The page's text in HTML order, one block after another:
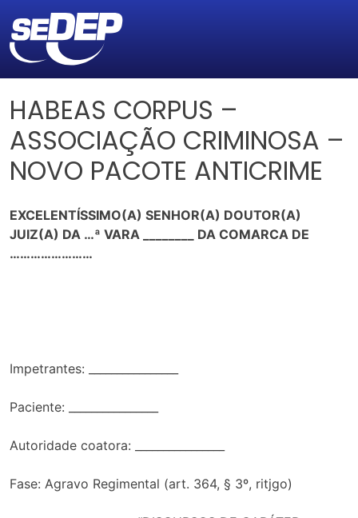
HABEAS CORPUS –
ASSOCIAÇÃO CRIMINOSA –
NOVO PACOTE ANTICRIME
EXCELENTÍSSIMO(A) SENHOR(A) DOUTOR(A)
JUIZ(A) DA …ª VARA ________ DA COMARCA DE
……………………
Impetrantes: ________________
Paciente: ________________
Autoridade coatora: ________________
Fase: Agravo Regimental (art. 364, § 3º, ritjgo)